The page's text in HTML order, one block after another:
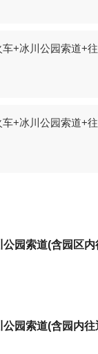
+冰川公园索道+
+冰川公园索道+
园索道(含园区
园索道(含园内